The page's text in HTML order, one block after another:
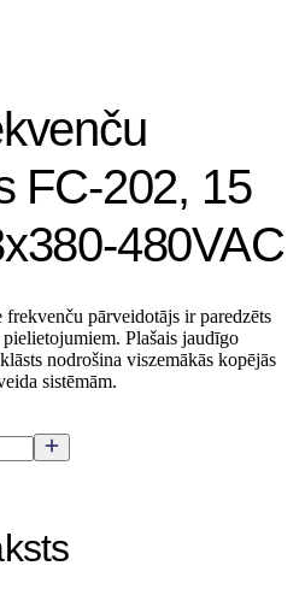
FC-202, 15
480VAC
pārveidotājs ir paredzēts
Plašais jaudīgo
nodrošina viszemākās kopējās
sistēmām.